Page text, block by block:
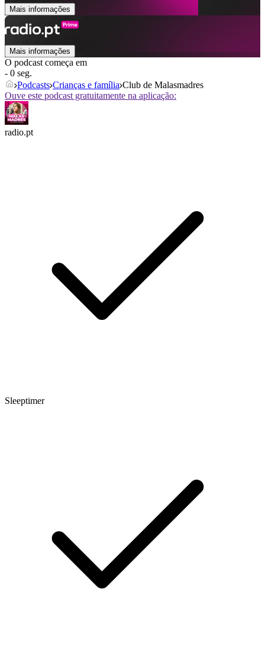
Mais informações
Mais informações
O podcast começa em
- 0 seg.
Podcasts Crianças e família Club de Malasmadres
Ouve este podcast gratuitamente na aplicação:
radio.pt
Sleeptimer